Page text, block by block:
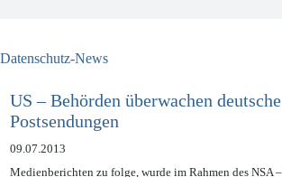
US – Behörden überwachen deutsche
Postsendungen
09.07.2013